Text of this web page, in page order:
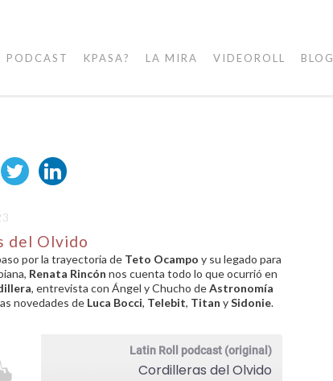
PODCAST KPASA? LA MIRA VIDEOROLL BLOG
del Olvido
por la trayectoria de Teto Ocampo y su legado para
Renata Rincón nos cuenta todo lo que ocurrió en
, entrevista con Ángel y Chucho deAstronomía
novedades de Luca Bocci, Telebit, Titan ySidonie.
Latin Roll podcast (original)
Cordilleras del Olvido